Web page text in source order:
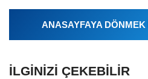
ANASAYFAYA
İLGINIZI ÇEKEBILIR